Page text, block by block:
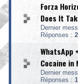
Forza
Does It
Dernier
Réponses : 2
WhatsApp
Cocaine in
Dernier
Réponses : 1